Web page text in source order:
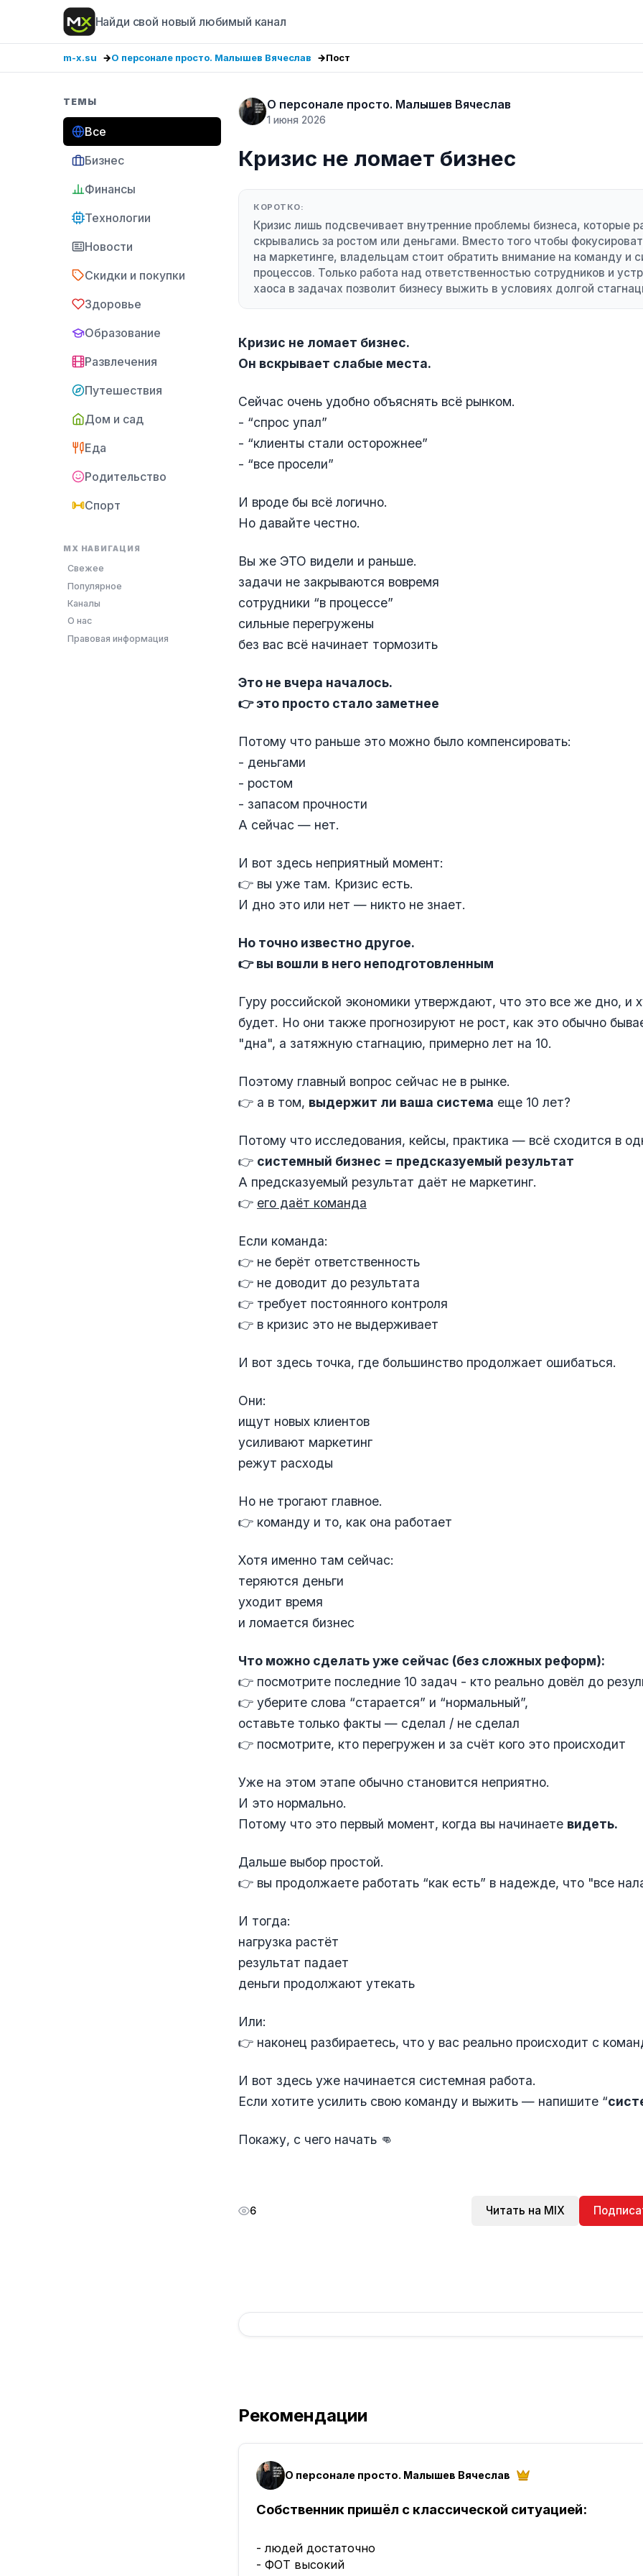
Найди свой новый любимый канал
m-x.su О персонале просто. Малышев Вячеслав Пост
ТЕМЫ
Все
Бизнес
Финансы
Технологии
Новости
Скидки и покупки
Здоровье
Образование
Развлечения
Путешествия
Дом и сад
Еда
Родительство
Спорт
MX НАВИГАЦИЯ
Свежее
Популярное
Каналы
О нас
Правовая информация
О персонале просто. Малышев Вячеслав
1 июня 2026
​​Кризис не ломает бизнес
КОРОТКО:
Кризис лишь подсвечивает внутренние проблемы бизнеса, которые
скрывались за ростом или деньгами. Вместо того чтобы
на маркетинге, владельцам стоит обратить внимание на команду и
процессов. Только работа над ответственностью сотрудников и
хаоса в задачах позволит бизнесу выжить в условиях долгой
Кризис не ломает бизнес.
Он вскрывает слабые места.
Сейчас очень удобно объяснять всё рынком.
- “спрос упал”
- “клиенты стали осторожнее”
- “все просели”
И вроде бы всё логично.
Но давайте честно.
Вы же ЭТО видели и раньше.
задачи не закрываются вовремя
сотрудники “в процессе”
сильные перегружены
без вас всё начинает тормозить
Это не вчера началось.
👉 это просто стало заметнее
Потому что раньше это можно было компенсировать:
- деньгами
- ростом
- запасом прочности
А сейчас — нет.
И вот здесь неприятный момент:
👉 вы уже там. Кризис есть.
И дно это или нет — никто не знает.
Но точно известно другое.
👉 вы вошли в него неподготовленным
Гуру российской экономики утверждают, что это все же дно, и
будет. Но они также прогнозируют не рост, как это обычно
"дна", а затяжную стагнацию, примерно лет на 10.
Поэтому главный вопрос сейчас не в рынке.
👉 а в том, выдержит ли ваша система еще 10 лет?
Потому что исследования, кейсы, практика — всё сходится в
👉 системный бизнес = предсказуемый результат
А предсказуемый результат даёт не маркетинг.
👉 ⁠ его даёт команда
Если команда:
👉 не берёт ответственность
👉 не доводит до результата
👉 требует постоянного контроля
👉 в кризис это не выдерживает
И вот здесь точка, где большинство продолжает ошибаться.
Они:
ищут новых клиентов
усиливают маркетинг
режут расходы
Но не трогают главное.
👉 команду и то, как она работает
Хотя именно там сейчас:
теряются деньги
уходит время
и ломается бизнес
Что можно сделать уже сейчас (без сложных реформ):
👉 посмотрите последние 10 задач - кто реально довёл до
👉 уберите слова “старается” и “нормальный”,
оставьте только факты — сделал / не сделал
👉 посмотрите, кто перегружен и за счёт кого это происходит
Уже на этом этапе обычно становится неприятно.
И это нормально.
Потому что это первый момент, когда вы начинаете видеть.
Дальше выбор простой.
👉 вы продолжаете работать “как есть” в надежде, что "все
И тогда:
нагрузка растёт
результат падает
деньги продолжают утекать
Или:
👉 наконец разбираетесь, что у вас реально происходит с
И вот здесь уже начинается системная работа.
Если хотите усилить свою команду и выжить — напишите “
Покажу, с чего начать 👊
6 Читать на MIX
Рекомендации
О персонале просто. Малышев Вячеслав
Собственник пришёл с классической ситуацией:
- людей достаточно
- ФОТ высокий